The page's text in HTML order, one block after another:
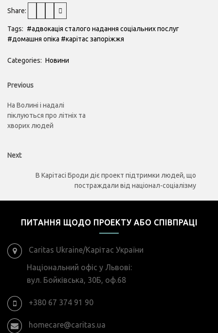
Share:
Tags: #адвокація сталого надання соціальних послуг
#домашня опіка #карітас запоріжжя
Categories: Новини
Навігація
записів
Previous
Previous
На Волині і надалі
піклуються про літніх та
хворих людей
Next
Next
В Карітасі Броди діє проект підтримки людей, що
постраждали від націонал-соціалізму
ПИТАННЯ ЩОДО ПРОЕКТУ АБО СПІВПРАЦІ
Caritas Ukraine/Карітас України
Національний офіс у Львові:
вул. Бойківська, 30Б, оф.68
+380 67 374 91 90
homecare@caritas.ua